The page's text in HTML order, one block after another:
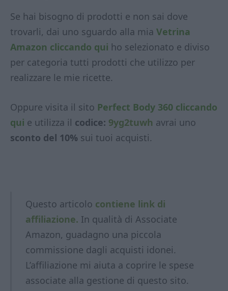
Se hai bisogno di prodotti e non sai dove
trovarli, dai uno sguardo alla mia Vetrina
Amazon cliccando qui ho selezionato e diviso
per categoria tutti prodotti che utilizzo per
realizzare le mie ricette.
Oppure visita il sito Perfect Body 360 cliccando
qui e utilizza il codice: 9yg2tuwh avrai uno
sconto del 10% sui tuoi acquisti.
Questo articolo contiene link di
affiliazione. In qualità di Associate
Amazon, guadagno una piccola
commissione dagli acquisti idonei.
L’affiliazione mi aiuta a coprire le spese
associate alla gestione di questo sito.